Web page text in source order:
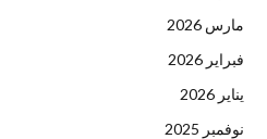
مارس 2026
فبراير 2026
يناير 2026
نوفمبر 2025